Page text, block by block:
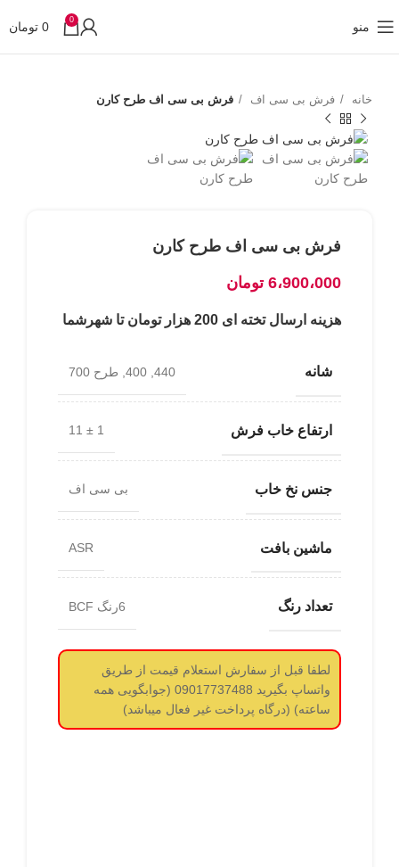
منو 0
0 تومان
خانه فرش بی سی اف فرش بی سی اف طرح کارن
فرش بی سی اف طرح کارن
6،900،000 تومان
هزینه ارسال تخته ای 200 هزار تومان تا شهرشما
شانه 440, 400, طرح 700
ارتفاع خاب فرش 1 ± 11
جنس نخ خاب بی سی اف
ماشین بافت ASR
تعداد رنگ 6رنگ BCF
لطفا قبل از سفارش استعلام قیمت از طریق
واتساپ بگیرید 09017737488 (جوابگویی همه
ساعته) (درگاه پرداخت غیر فعال میباشد)